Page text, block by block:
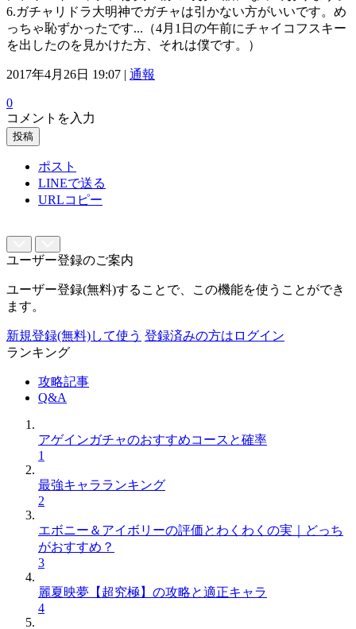
6.ガチャリドラ大明神でガチャは引かない方がいいです。め
っちゃ恥ずかったです...（4月1日の午前にチャイコフスキー
を出したのを見かけた方、それは僕です。）
2017年4月26日 19:07 | 通報
0
コメントを入力
投稿
ポスト
LINEで送る
URLコピー
ユーザー登録のご案内
ユーザー登録(無料)することで、この機能を使うことができ
ます。
新規登録(無料)して使う 登録済みの方はログイン
ランキング
攻略記事
Q&A
アゲインガチャのおすすめコースと確率
1
最強キャラランキング
2
エボニー＆アイボリーの評価とわくわくの実｜どっち
がおすすめ？
3
麗夏映夢【超究極】の攻略と適正キャラ
4